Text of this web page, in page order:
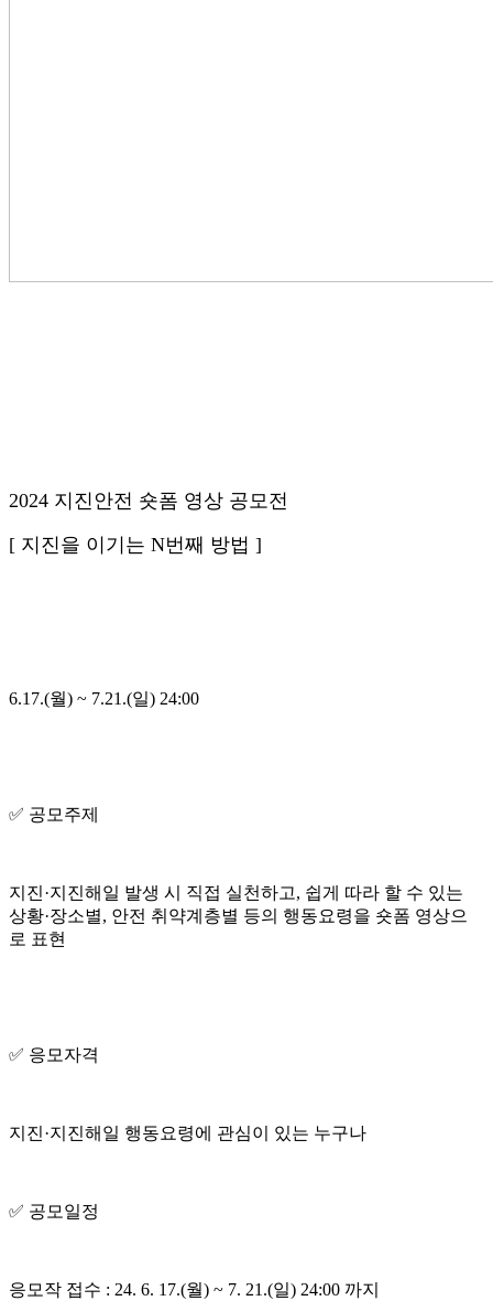
2024 지진안전 숏폼 영상 공모전
[ 지진을 이기는 N번째 방법 ]
6.17.(월) ~ 7.21.(일) 24:00
✅ 공모주제
지진·지진해일 발생 시 직접 실천하고, 쉽게 따라 할 수 있는
상황·장소별, 안전 취약계층별 등의 행동요령을 숏폼 영상으
로 표현
✅ 응모자격
지진·지진해일 행동요령에 관심이 있는 누구나
✅ 공모일정
응모작 접수 : 24. 6. 17.(월) ~ 7. 21.(일) 24:00 까지